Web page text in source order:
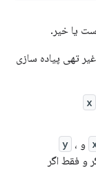
یا خیر.
تهی پیاده سازی
x
و y ،
و فقط اگر